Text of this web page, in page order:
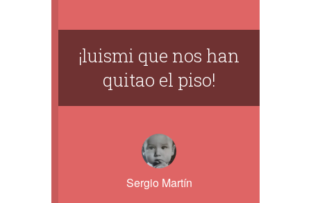
¡luismi que nos han
quitao el piso!
Sergio Martín